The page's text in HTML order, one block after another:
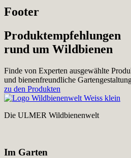
Footer
Produktempfehlungen
rund um Wildbienen
Finde von Experten ausgewählte
und bienenfreundliche
zu den Produkten
Die ULMER Wildbienenwelt
Im Garten